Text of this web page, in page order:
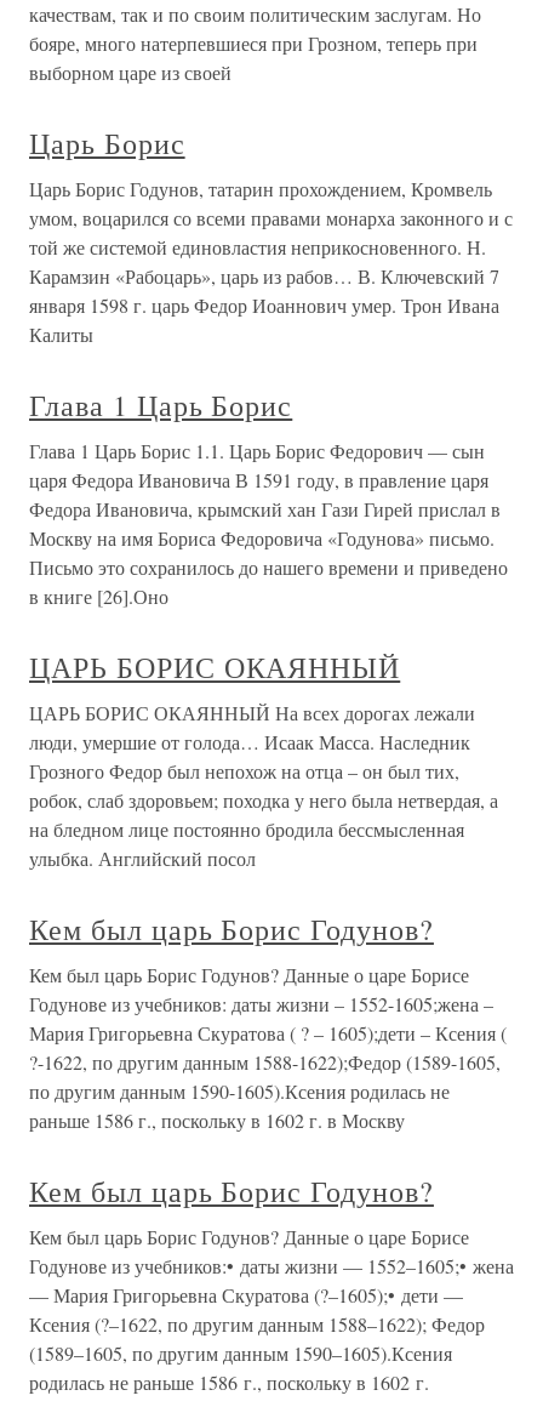
качествам, так и по своим политическим заслугам. Но
бояре, много натерпевшиеся при Грозном, теперь при
выборном царе из своей
Царь Борис
Царь Борис Годунов, татарин прохождением, Кромвель
умом, воцарился со всеми правами монарха законного и с
той же системой единовластия неприкосновенного. Н.
Карамзин «Рабоцарь», царь из рабов… В. Ключевский 7
января 1598 г. царь Федор Иоаннович умер. Трон Ивана
Калиты
Глава 1 Царь Борис
Глава 1 Царь Борис 1.1. Царь Борис Федорович — сын
царя Федора Ивановича В 1591 году, в правление царя
Федора Ивановича, крымский хан Гази Гирей прислал в
Москву на имя Бориса Федоровича «Годунова» письмо.
Письмо это сохранилось до нашего времени и приведено
в книге [26].Оно
ЦАРЬ БОРИС ОКАЯННЫЙ
ЦАРЬ БОРИС ОКАЯННЫЙ На всех дорогах лежали
люди, умершие от голода… Исаак Масса. Наследник
Грозного Федор был непохож на отца – он был тих,
робок, слаб здоровьем; походка у него была нетвердая, а
на бледном лице постоянно бродила бессмысленная
улыбка. Английский посол
Кем был царь Борис Годунов?
Кем был царь Борис Годунов? Данные о царе Борисе
Годунове из учебников: даты жизни – 1552-1605;жена –
Мария Григорьевна Скуратова ( ? – 1605);дети – Ксения (
?-1622, по другим данным 1588-1622);Федор (1589-1605,
по другим данным 1590-1605).Ксения родилась не
раньше 1586 г., поскольку в 1602 г. в Москву
Кем был царь Борис Годунов?
Кем был царь Борис Годунов? Данные о царе Борисе
Годунове из учебников:• даты жизни — 1552–1605;• жена
— Мария Григорьевна Скуратова (?–1605);• дети —
Ксения (?–1622, по другим данным 1588–1622); Федор
(1589–1605, по другим данным 1590–1605).Ксения
родилась не раньше 1586 г., поскольку в 1602 г.